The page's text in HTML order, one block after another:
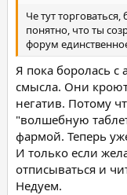
Че тут
понятно, что ты
форум
Я пока боролась с
смысла. Они
негатив. Потому
"волшебную
фармой. Теперь
И только если
отписываться и
Недуем.